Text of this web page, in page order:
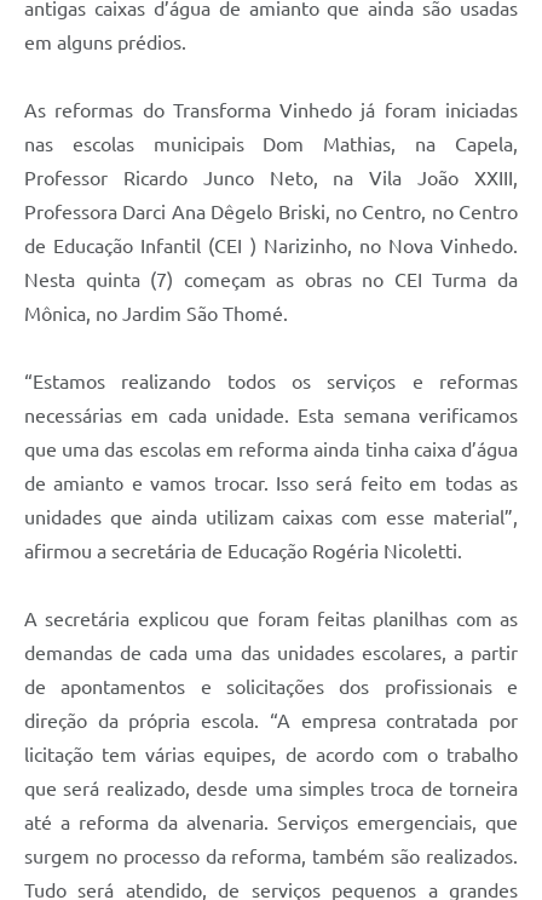
Legislação
Serviços Online
antigas caixas d’água de amianto que ainda são usadas
em alguns prédios.
As reformas do Transforma Vinhedo já foram iniciadas
nas escolas municipais Dom Mathias, na Capela,
Professor Ricardo Junco Neto, na Vila João XXIII,
Professora Darci Ana Dêgelo Briski, no Centro, no Centro
de Educação Infantil (CEI ) Narizinho, no Nova Vinhedo.
Nesta quinta (7) começam as obras no CEI Turma da
Mônica, no Jardim São Thomé.
“Estamos realizando todos os serviços e reformas
necessárias em cada unidade. Esta semana verificamos
que uma das escolas em reforma ainda tinha caixa d’água
de amianto e vamos trocar. Isso será feito em todas as
unidades que ainda utilizam caixas com esse material”,
afirmou a secretária de Educação Rogéria Nicoletti.
A secretária explicou que foram feitas planilhas com as
demandas de cada uma das unidades escolares, a partir
de apontamentos e solicitações dos profissionais e
direção da própria escola. “A empresa contratada por
licitação tem várias equipes, de acordo com o trabalho
que será realizado, desde uma simples troca de torneira
até a reforma da alvenaria. Serviços emergenciais, que
surgem no processo da reforma, também são realizados.
Tudo será atendido, de serviços pequenos a grandes